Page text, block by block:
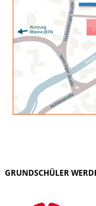
GRUNDSCHÜLER